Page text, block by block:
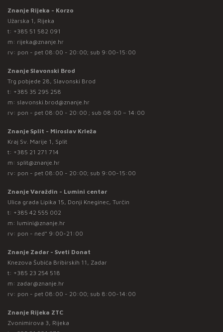
Znanje Rijeka - Korzo
Užarska 1, Rijeka
t: +385 51 582 091
m: rijeka@znanje.hr
rv: pon - pet 08:00 - 20:00; sub 9:00-15:00
Znanje Slavonski Brod
Trg pobjede 28, Slavonski Brod
t: +385 35 295 258
m: slavonski.brod@znanje.hr
rv: pon - pet 08:00 - 20:00 ; sub 08:00 – 14:00
Znanje Split - Miroslav Krleža
Kraj Sv. Marije 1, Split
t: +385 21 271 714
m: split@znanje.hr
rv: pon - pet 08:00 - 20:00; sub 9:00-15:00
Znanje Varaždin - Lumini centar
Ulica grada Lipika 15, Donji Kneginec, Turčin
t: +385 42 555 002
m: lumini@znanje.hr
rv: pon - ned* 9:00-21:00
Znanje Zadar - Sveti Donat
Knezova Šubića Bribirskih 11, Zadar
t: +385 23 254 518
m: zadar@znanje.hr
rv: pon - pet 08:00 - 20:00; sub 8:00-14:00
Znanje Rijeka ZTC
Zvonimirova 3, Rijeka